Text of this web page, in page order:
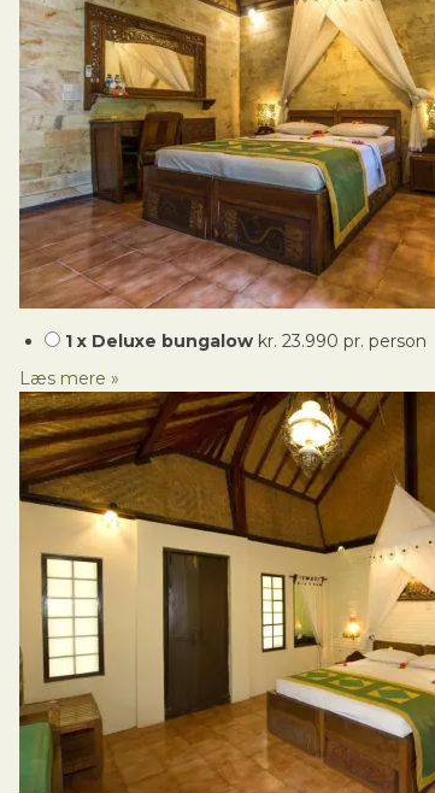
1 x Deluxe bungalow kr. 23.990 pr. person
Læs mere »